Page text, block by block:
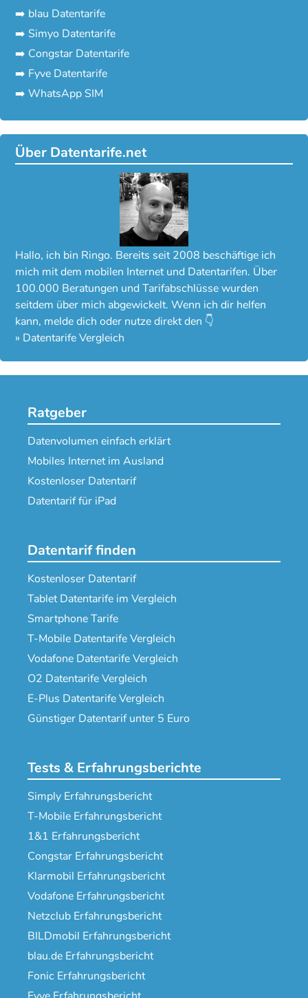
➡️ blau Datentarife
➡️ Simyo Datentarife
➡️ Congstar Datentarife
➡️ Fyve Datentarife
➡️ WhatsApp SIM
Über Datentarife.net
Hallo, ich bin Ringo. Bereits seit 2008 beschäftige ich
mich mit dem mobilen Internet und Datentarifen. Über
100.000 Beratungen und Tarifabschlüsse wurden
seitdem über mich abgewickelt. Wenn ich dir helfen
kann, melde dich oder nutze direkt den 👇
» Datentarife Vergleich
Ratgeber
Datenvolumen einfach erklärt
Mobiles Internet im Ausland
Kostenloser Datentarif
Datentarif für iPad
Datentarif finden
Kostenloser Datentarif
Tablet Datentarife im Vergleich
Smartphone Tarife
T-Mobile Datentarife Vergleich
Vodafone Datentarife Vergleich
O2 Datentarife Vergleich
E-Plus Datentarife Vergleich
Günstiger Datentarif unter 5 Euro
Tests & Erfahrungsberichte
Simply Erfahrungsbericht
T-Mobile Erfahrungsbericht
1&1 Erfahrungsbericht
Congstar Erfahrungsbericht
Klarmobil Erfahrungsbericht
Vodafone Erfahrungsbericht
Netzclub Erfahrungsbericht
BILDmobil Erfahrungsbericht
blau.de Erfahrungsbericht
Fonic Erfahrungsbericht